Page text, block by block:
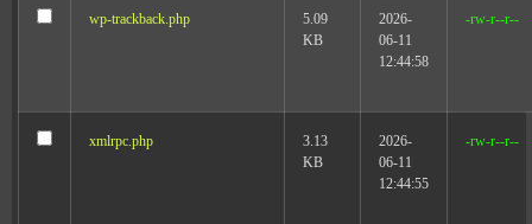
wp-trackback.php
5.09
KB
2026-
06-11
12:44:58
-rw-r--r--
xmlrpc.php
3.13
KB
2026-
06-11
12:44:55
-rw-r--r--